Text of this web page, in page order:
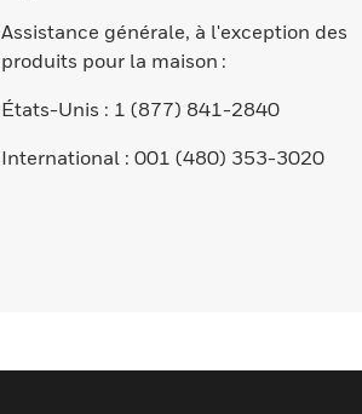
Assistance générale, à l'exception des
produits pour la maison :
États-Unis : 1 (877) 841-2840
International : 001 (480) 353-3020